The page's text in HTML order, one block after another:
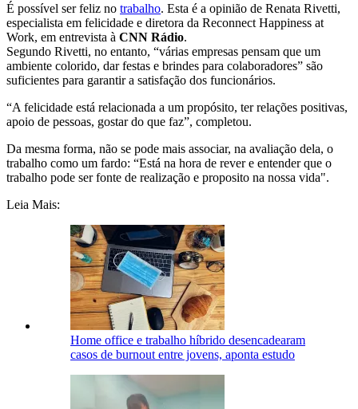
É possível ser feliz no trabalho. Esta é a opinião de Renata Rivetti,
especialista em felicidade e diretora da Reconnect Happiness at
Work, em entrevista à CNN Rádio.
Segundo Rivetti, no entanto, “várias empresas pensam que um
ambiente colorido, dar festas e brindes para colaboradores” são
suficientes para garantir a satisfação dos funcionários.
“A felicidade está relacionada a um propósito, ter relações positivas,
apoio de pessoas, gostar do que faz”, completou.
Da mesma forma, não se pode mais associar, na avaliação dela, o
trabalho como um fardo: “Está na hora de rever e entender que o
trabalho pode ser fonte de realização e proposito na nossa vida".
Leia Mais:
Home office e trabalho híbrido desencadearam
casos de burnout entre jovens, aponta estudo